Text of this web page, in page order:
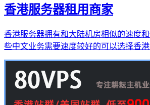
香港服务器租用商家
香港服务器拥有和大陆机房相似的速度
些中文业务需要速度较好的可以选择香